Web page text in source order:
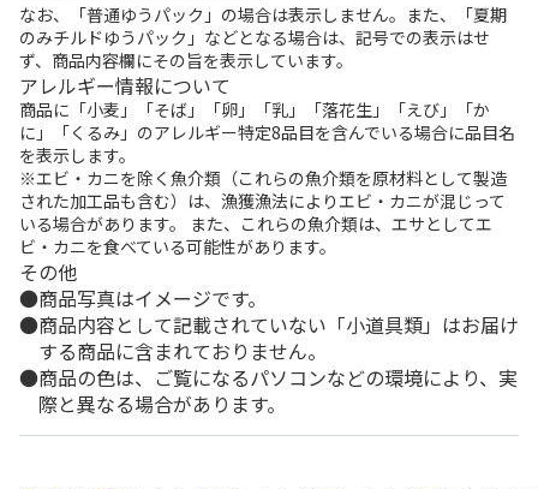
なお、「普通ゆうパック」の場合は表示しません。また、「夏期
のみチルドゆうパック」などとなる場合は、記号での表示はせ
ず、商品内容欄にその旨を表示しています。
アレルギー情報について
商品に「小麦」「そば」「卵」「乳」「落花生」「えび」「か
に」「くるみ」のアレルギー特定8品目を含んでいる場合に品目名
を表示します。
※エビ・カニを除く魚介類（これらの魚介類を原材料として製造
された加工品も含む）は、漁獲漁法によりエビ・カニが混じって
いる場合があります。 また、これらの魚介類は、エサとしてエ
ビ・カニを食べている可能性があります。
その他
商品写真はイメージです。
商品内容として記載されていない「小道具類」はお届け
する商品に含まれておりません。
商品の色は、ご覧になるパソコンなどの環境により、実
際と異なる場合があります。